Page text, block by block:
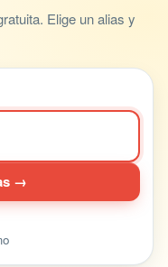
Elige un alias y
→